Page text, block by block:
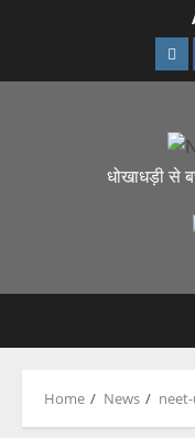
धोखाधड़ी से
Home News